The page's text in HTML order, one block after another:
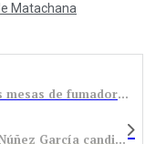
Matachana
El PP plantea la gratuidad de las dos mesas de fumadores también en época estival
El Partido Popular designa a Mª Mar Núñez García candidata a la alcaldía de Castropodame